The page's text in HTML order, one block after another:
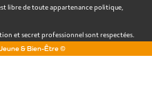
libre de toute appartenance politique,
et secret professionnel sont respectées.
& Bien-Être ©